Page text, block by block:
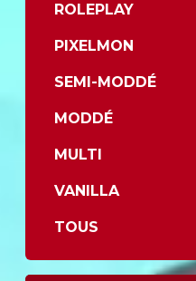
ROLEPLAY
PIXELMON
SEMI-MODDÉ
MODDÉ
MULTI
VANILLA
TOUS